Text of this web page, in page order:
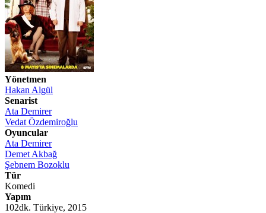
Yönetmen
Hakan Algül
Senarist
Ata Demirer
Vedat Özdemiroğlu
Oyuncular
Ata Demirer
Demet Akbağ
Şebnem Bozoklu
Tür
Komedi
Yapım
102dk. Türkiye, 2015